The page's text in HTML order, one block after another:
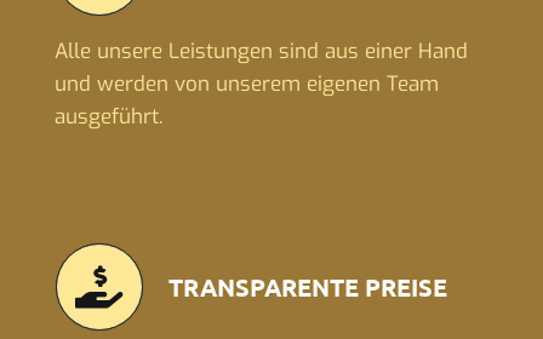
Alle unsere Leistungen sind aus einer Hand
und werden von unserem eigenen Team
ausgeführt.
TRANSPARENTE PREISE